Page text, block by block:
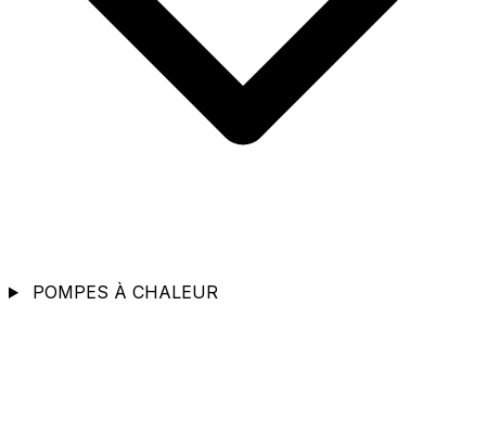
POMPES À CHALEUR